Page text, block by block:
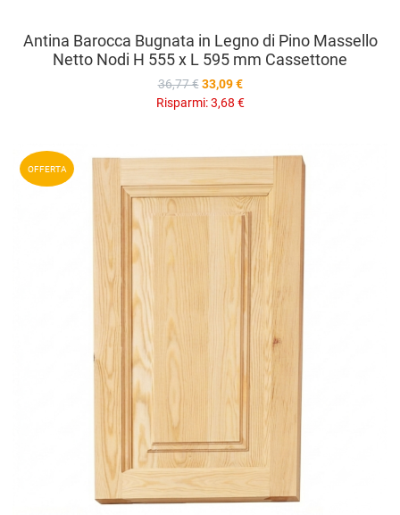
Antina Barocca Bugnata in Legno di Pino Massello
Netto Nodi H 555 x L 595 mm Cassettone
36,77 € 33,09 €
Risparmi:3,68 €
OFFERTA